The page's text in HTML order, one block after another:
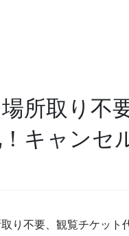
所取り不
キャンセ
取り不要、観覧チケット